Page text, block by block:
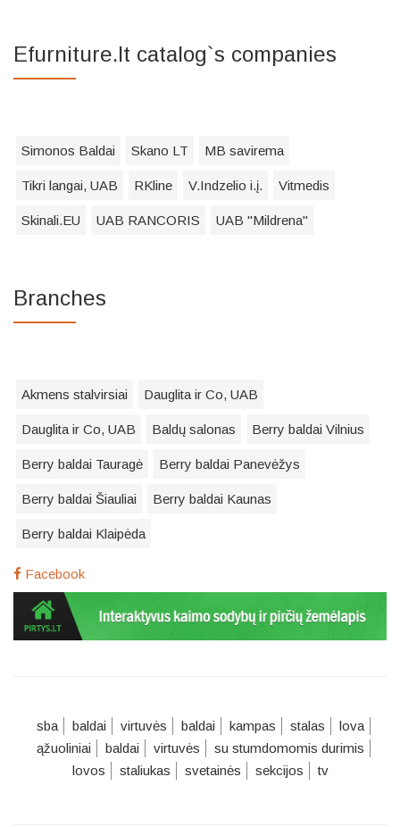
Efurniture.lt catalog`s companies
Simonos Baldai Skano LT MB savirema
Tikri langai, UAB RKline V.Indzelio i.į. Vitmedis
Skinali.EU UAB RANCORIS UAB "Mildrena"
Branches
Akmens stalvirsiai Dauglita ir Co, UAB
Dauglita ir Co, UAB Baldų salonas Berry baldai Vilnius
Berry baldai Tauragė Berry baldai Panevėžys
Berry baldai Šiauliai Berry baldai Kaunas
Berry baldai Klaipėda
Facebook
sba baldai virtuvės baldai kampas stalas
lova
ąžuoliniai
baldai virtuvės
su stumdomomis durimis
lovos
staliukas svetainės sekcijos tv